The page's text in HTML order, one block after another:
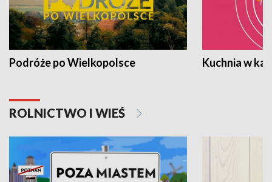
Podróże po Wielkopolsce Kuchnia w
ROLNICTWO I WIEŚ